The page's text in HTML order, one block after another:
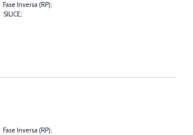
Fase Inversa (RP)
SILICE
Fase Inversa (RP)